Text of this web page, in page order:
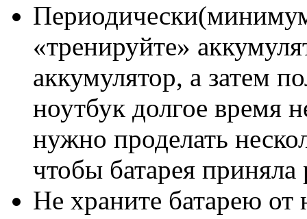
«тренируйте»
аккумулятор, а затем
ноутбук долгое время
нужно проделать
чтобы батарея
Не храните батарею от